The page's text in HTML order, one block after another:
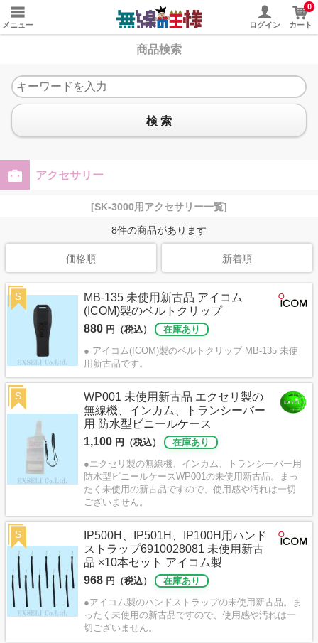
メニュー ログイン
0
カート
商品検索
検 索
アクセサリー
[SK-3000用アクセサリー一覧]
8件の商品があります
価格順 新着順
MB-135 未使用新古品 アイコム
(ICOM)製のベルトクリップ
880 円（税込）
在庫あり
● アイコム(ICOM)製のベルトクリップ MB-135 未使
用新古品です。
S
WP001 未使用新古品 エクセリ製の
無線機、インカム、トランシーバー
用 防水型ビニールケース
1,100 円（税込）
在庫あり
●エクセリ製の無線機、インカム、トランシーバー用
防水型ビニールケースWP001の未使用新古品。まっ
たく未使用の新古品ですので、使用感や汚れは一切
ございません。
S
IP500H、IP501H、IP100H用ハンド
ストラップ6910028081 未使用新古
品 ×10本セット アイコム製
968 円（税込）
在庫あり
●アイコム製のハンドストラップの未使用新古品。ま
ったく未使用の新古品ですので、使用感や汚れは一
切ございません。
S